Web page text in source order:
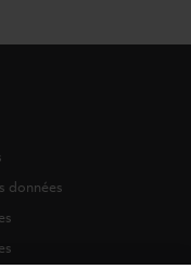
données